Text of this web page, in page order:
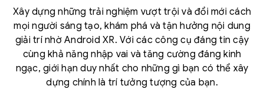
Xây dựng những trải nghiệm vượt trội và đổi mới cách
mọi người sáng tạo, khám phá và tận hưởng nội dung
giải trí nhờ Android XR. Với các công cụ đáng tin cậy
cùng khả năng nhập vai và tăng cường đáng kinh
ngạc, giới hạn duy nhất cho những gì bạn có thể xây
dựng chính là trí tưởng tượng của bạn.